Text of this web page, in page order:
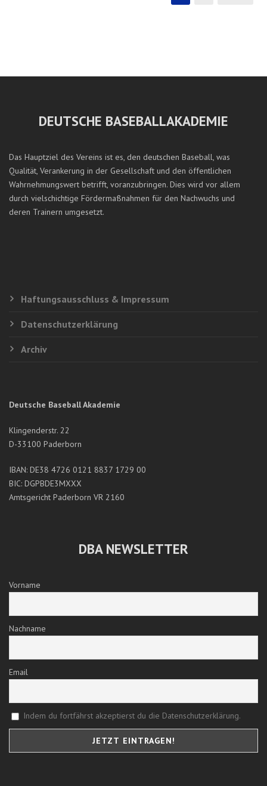
DEUTSCHE BASEBALLAKADEMIE
Das Hauptziel des Vereins ist es, den deutschen Baseball, was
Qualität, Verankerung in der Gesellschaft und den öffentlichen
Wahrnehmungswert betrifft, voranzubringen. Dies wird vor allem
durch vielschichtige Fördermaßnahmen für den Nachwuchs und
deren Trainern umgesetzt.
Haftungsausschluss & Impressum
Datenschutzerklärung
Archiv
Deutsche Baseball Akademie
Klingenderstr. 22
D-33100 Paderborn
IBAN: DE38 4726 0121 8837 1729 00
BIC: DGPBDE3MXXX
Amtsgericht Paderborn VR 2160
DBA NEWSLETTER
Vorname
Nachname
Email
Indem du fortfährst akzeptierst du die Datenschutzerklärung.